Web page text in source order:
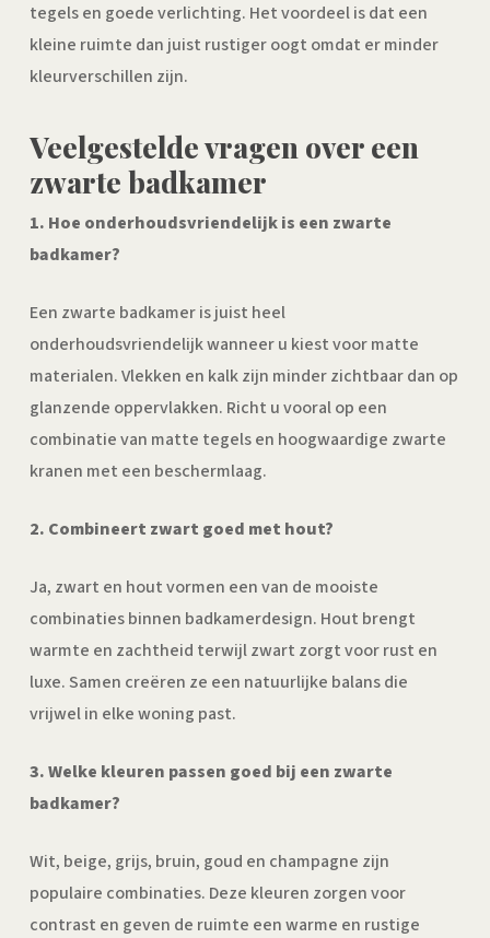
tegels en goede verlichting. Het voordeel is dat een
kleine ruimte dan juist rustiger oogt omdat er minder
kleurverschillen zijn.
Veelgestelde vragen over een
zwarte badkamer
1. Hoe onderhoudsvriendelijk is een zwarte
badkamer?
Een zwarte badkamer is juist heel
onderhoudsvriendelijk wanneer u kiest voor matte
materialen. Vlekken en kalk zijn minder zichtbaar dan op
glanzende oppervlakken. Richt u vooral op een
combinatie van matte tegels en hoogwaardige zwarte
kranen met een beschermlaag.
2. Combineert zwart goed met hout?
Ja, zwart en hout vormen een van de mooiste
combinaties binnen badkamerdesign. Hout brengt
warmte en zachtheid terwijl zwart zorgt voor rust en
luxe. Samen creëren ze een natuurlijke balans die
vrijwel in elke woning past.
3. Welke kleuren passen goed bij een zwarte
badkamer?
Wit, beige, grijs, bruin, goud en champagne zijn
populaire combinaties. Deze kleuren zorgen voor
contrast en geven de ruimte een warme en rustige